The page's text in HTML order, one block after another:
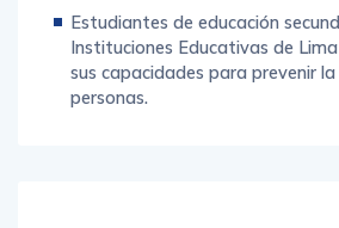
Estudiantes de educación
Instituciones Educativas de
sus capacidades para prevenir
personas.